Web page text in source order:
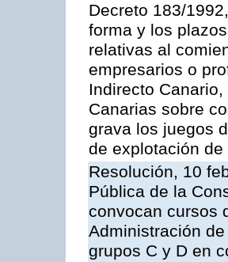
Decreto 183/
forma y los
relativas al
empresarios o
Indirecto
Canarias sobre
grava los juegos
de explotación
Resolución, 10
Pública de la
convocan cursos
Administración
grupos C y D en